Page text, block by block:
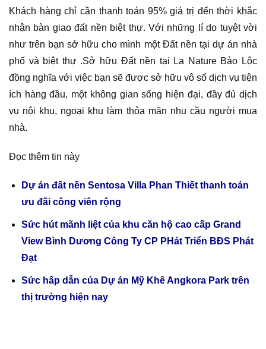
Khách hàng chỉ cần thanh toán 95% giá trị đến thời khắc
nhận bàn giao đất nền biệt thự. Với những lí do tuyệt vời
như trên bạn sở hữu cho mình một Đất nền tại dự án nhà
phố và biệt thự .Sở hữu Đất nền tại La Nature Bảo Lộc
đồng nghĩa với việc bạn sẽ được sở hữu vô số dịch vụ tiện
ích hàng đầu, một không gian sống hiện đại, đầy đủ dịch
vụ nội khu, ngoại khu làm thỏa mãn nhu cầu người mua
nhà.
Đọc thêm tin này
Dự án đất nền Sentosa Villa Phan Thiết thanh toán
ưu đãi công viên rộng
Sức hút mãnh liệt của khu căn hộ cao cấp Grand
View Bình Dương Công Ty CP PHát Triển BĐS Phát
Đạt
Sức hấp dẫn của Dự án Mỹ Khê Angkora Park trên
thị trường hiện nay